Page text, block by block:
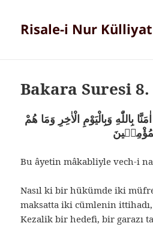
Risale-i Nur
Bakara Suresi
بِاللّٰهِ وَبِالْيَوْمِ الْاٰخِرِ وَمَا هُمْ
Bu âyetin mâkabliyle vech-i
Nasıl ki bir hükümde iki
maksatta iki cümlenin
Kezalik bir hedefi, bir garazı